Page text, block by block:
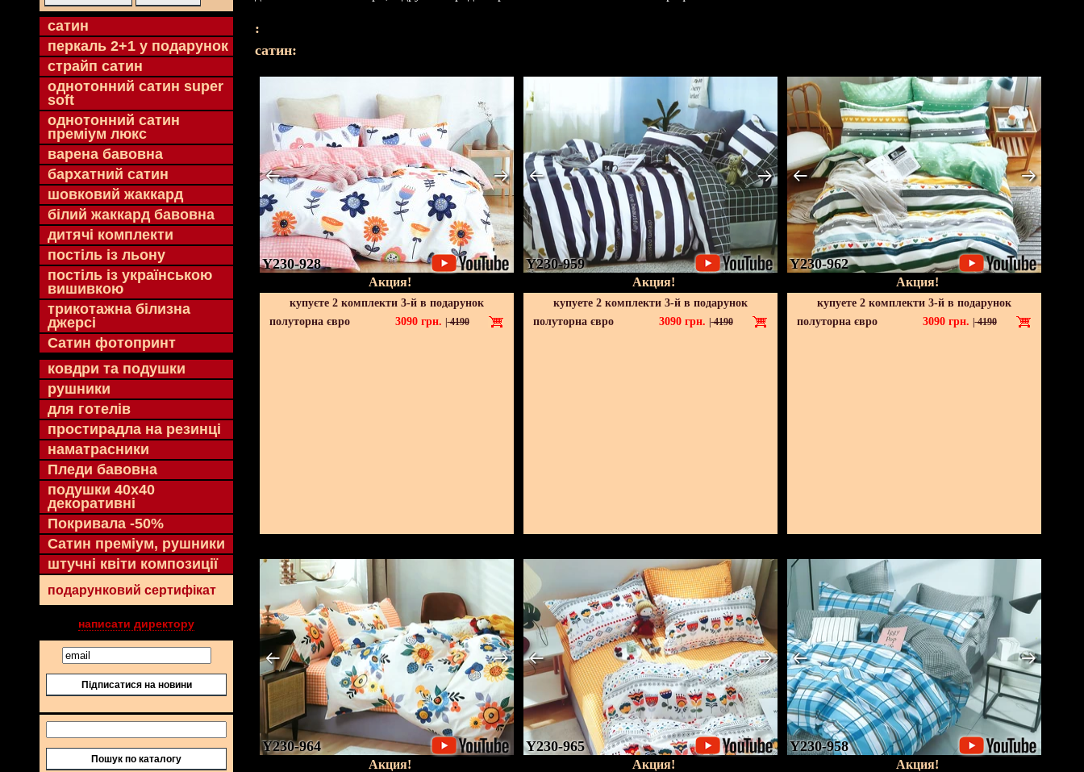
cатин
перкаль 2+1 у подарунок
страйп сатин
однотонний сатин super
soft
однотонний сатин
преміум люкс
варена бавовна
бархатний сатин
шовковий жаккард
білий жаккард бавовна
дитячі комплекти
постіль із льону
постіль із українською
вишивкою
трикотажна білизна
джерсі
Сатин фотопринт
ковдри та подушки
рушники
для готелів
простирадла на резинці
наматрасники
Пледи бавовна
подушки 40х40
декоративні
Покривала -50%
Сатин преміум, рушники
штучні квіти композиції
подарунковий сертифікат
написати директору
Підписатися на новини
Пошук по каталогу
:
cатин:
Y230-928
Акция!
купуєте 2 комплекти 3-й в подарунок
полуторна євро
3090 грн. |4190
Y230-959
Акция!
купуете 2 комплекти 3-й в подарунок
полуторна євро
3090 грн. |4190
Y230-962
Акция!
купуете 2 комплекти 3-й в подарунок
полуторна євро
3090 грн. |4190
Y230-964
Акция!
Y230-965
Акция!
Y230-958
Акция!